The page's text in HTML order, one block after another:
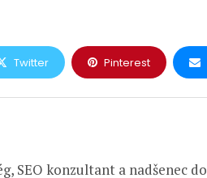
Twitter Pinterest
SEO konzultant a nadšenec